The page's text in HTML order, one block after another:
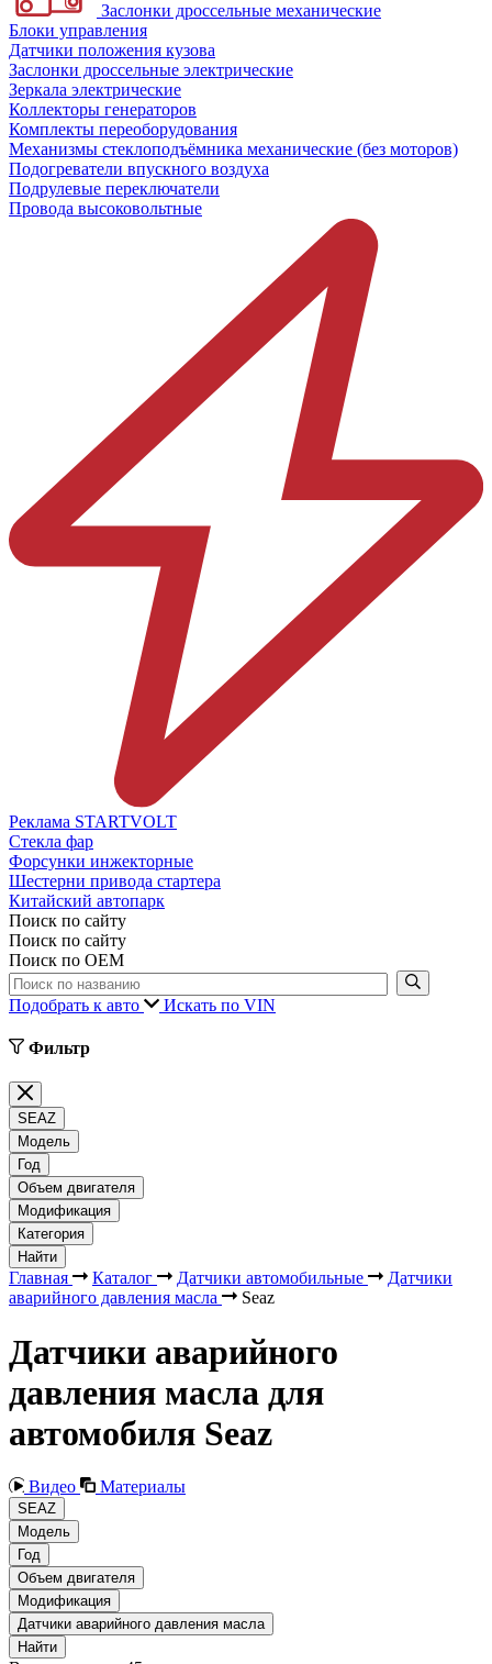
Заслонки дроссельные механические
Блоки управления
Датчики положения кузова
Заслонки дроссельные электрические
Зеркала электрические
Коллекторы генераторов
Комплекты переоборудования
Механизмы стеклоподъёмника механические (без моторов)
Подогреватели впускного воздуха
Подрулевые переключатели
Провода высоковольтные
Реклама STARTVOLT
Стекла фар
Форсунки инжекторные
Шестерни привода стартера
Китайский автопарк
Поиск по сайту
Поиск по сайту
Поиск по ОЕМ
Подобрать к авто Искать по VIN
Фильтр
SEAZ
Модель
Год
Объем двигателя
Модификация
Категория
Найти
Главная Каталог Датчики автомобильные
Датчики
аварийного давления масла
Seaz
Датчики аварийного
давления масла для
автомобиля Seaz
Видео Материалы
SEAZ
Модель
Год
Объем двигателя
Модификация
Датчики аварийного давления масла
Найти